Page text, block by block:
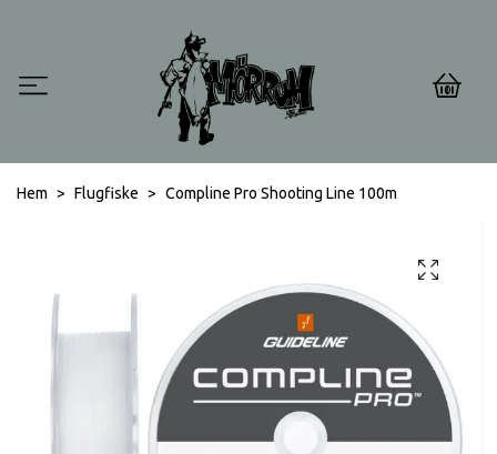
0
Hem Flugfiske Compline Pro Shooting Line 100m